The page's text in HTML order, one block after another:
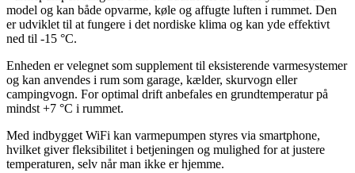
model og kan både opvarme, køle og affugte luften i rummet. Den
er udviklet til at fungere i det nordiske klima og kan yde effektivt
ned til -15 °C.
Enheden er velegnet som supplement til eksisterende varmesystemer
og kan anvendes i rum som garage, kælder, skurvogn eller
campingvogn. For optimal drift anbefales en grundtemperatur på
mindst +7 °C i rummet.
Med indbygget WiFi kan varmepumpen styres via smartphone,
hvilket giver fleksibilitet i betjeningen og mulighed for at justere
temperaturen, selv når man ikke er hjemme.